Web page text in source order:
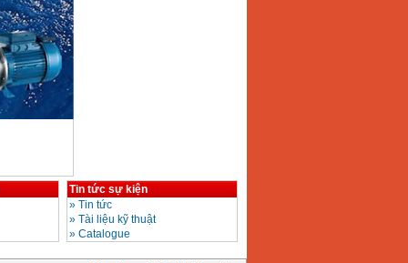
Tin tức sự kiện
» Tin tức
» Tài liệu kỹ thuật
» Catalogue